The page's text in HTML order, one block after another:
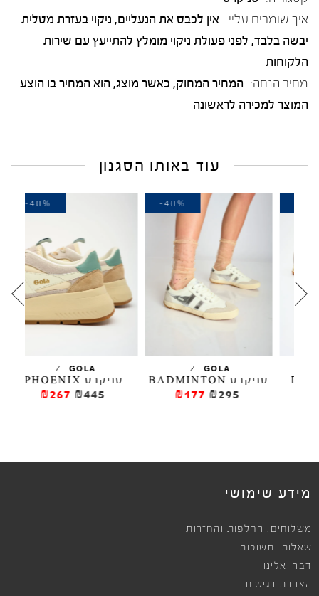
איך שומרים עליי: אין לכבס את הנעליים, ניקוי בעזרת מטלית
יבשה בלבד, לפני פעולת ניקוי מומלץ להתייעץ עם שירות
הלקוחות
מחיר הנחה: המחיר המחוק, כאשר מוצג, הוא המחיר בו הוצע
המוצר למכירה לראשונה
עוד באותו הסגנון
GOLA
/
סניקרס BADMINTON
₪295
₪177
-40%
GOLA
/
סניקרס PHOENIX
₪445
₪267
-40%
מידע שימושי
משלוחים , החלפות והחזרות
שאלות ותשובות
דברו אלינו
הצהרת נגישות